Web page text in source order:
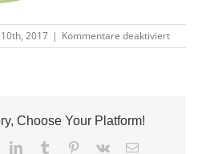
2017 | Kommentare deaktiviertfür
Sabin
Choose Your Platform!
LinkedInTumblr Pinterest
Vk
E-